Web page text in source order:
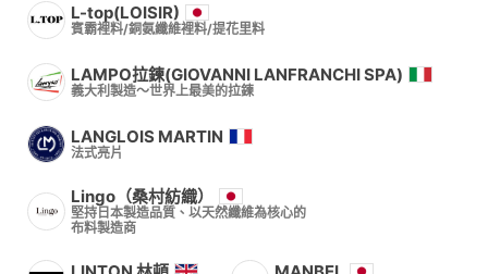
L-top(LOISIR)
賓霸裡料/銅氨纖維裡料/提花里料
LAMPO拉鍊(GIOVANNI LANFRANCHI SPA)
義大利製造～世界上最美的拉鍊
LANGLOIS MARTIN
法式亮片
Lingo（桑村紡織）
堅持日本製造品質、以天然纖維為核心的
布料製造商